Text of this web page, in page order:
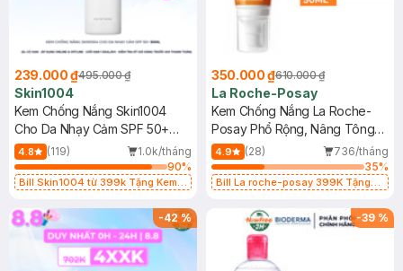
239.000 ₫495.000 ₫
Skin1004
Kem Chống Nắng Skin1004
Cho Da Nhạy Cảm SPF 50+
50ml
4.8 (119)
1.0k/tháng
90%
Bill Skin1004 từ 399k Tặng Kem
SPF 50+ 20ml (SL Có Hạn)
350.000 ₫610.000 ₫
La Roche-Posay
Kem Chống Nắng La Roche-
Posay Phổ Rộng, Nâng Tông
Kiềm Dầu 50ml
4.9 (28)
736/tháng
35%
Bill La roche-posay 399K Tặng
(SL có hạn)
-42% -39 %